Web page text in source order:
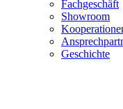
Fachgeschäft
Showroom
Geschichte